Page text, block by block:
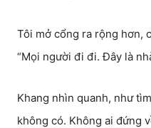
Tôi mở cổng ra rộng hơn,
“Mọi người đi đi. Đây là
Khang nhìn quanh, như
không có. Không ai đứng